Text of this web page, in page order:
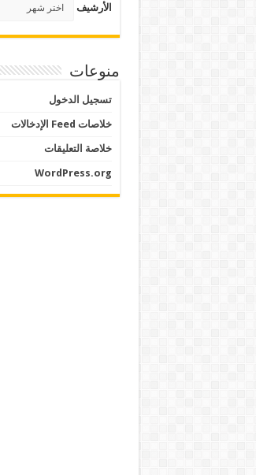
الأرشيف
منوعات
تسجيل الدخول
خلاصات Feed الإدخالات
خلاصة التعليقات
WordPress.org